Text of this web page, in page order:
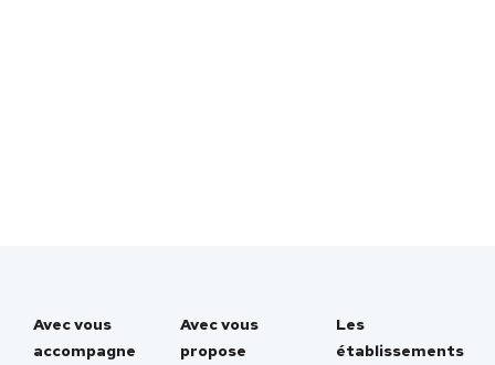
Avec vous
accompagne
Avec vous
propose
Les
établissements